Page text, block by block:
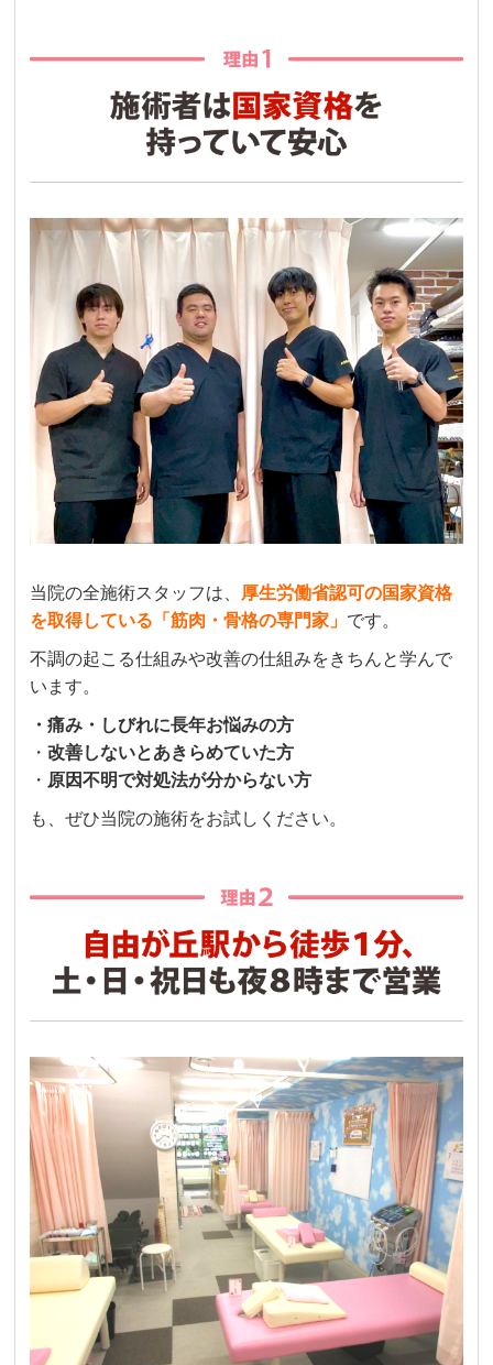
当院の全施術スタッフは、 厚生労働省認可の国家資格
を取得している「筋肉・骨格の専門家」 です。
不調の起こる仕組みや改善の仕組みをきちんと学んで
います。
・痛み・しびれに長年お悩みの方
・改善しないとあきらめていた方
・ 原因不明で対処法が分からない方
も、ぜひ当院の施術をお試しください。